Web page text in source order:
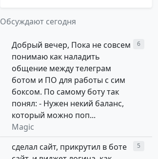
Обсуждают сегодня
Добрый вечер, Пока не совсем
понимаю как наладить
общение между телеграм
ботом и ПО для работы с сим
боксом. По самому боту так
понял: - Нужен некий баланс,
который можно поп...
Magic
6
сделал сайт, прикрутил в боте
5